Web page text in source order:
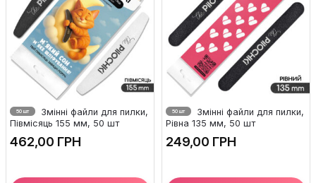
50 шт
Змінні файли для пилки,
Півмісяць 155 мм, 50 шт
ГРН
50 шт
Змінні файли для пилки,
Рівна 135 мм, 50 шт
ГРН